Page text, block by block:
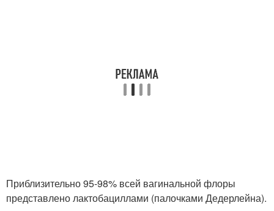
Приблизительно 95-98% всей вагинальной флоры
представлено лактобациллами (палочками Дедерлейна).